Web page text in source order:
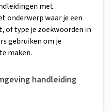
met
onderwerp waar je een
of type je zoekwoorden in
gebruiken om je
maken.
handleiding